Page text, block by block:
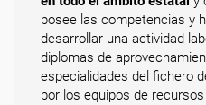
posee las competencias y
desarrollar una actividad
diplomas de
especialidades del fichero
por los equipos de